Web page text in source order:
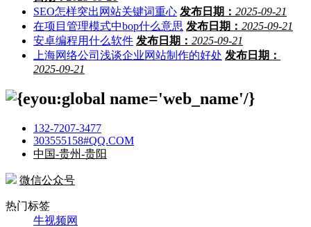
SEO怎样突出网站关键词重心 发布日期： 2025-09-21
在项目管理模式中bop什么意思 发布日期： 2025-09-21
安卓编程用什么软件 发布日期： 2025-09-21
上海网络公司浅谈企业网站制作的好处 发布日期：
2025-09-21
132-7207-3477
303555158#QQ.COM
中国-贵州-贵阳
微信公众号
热门标签
牛视频网